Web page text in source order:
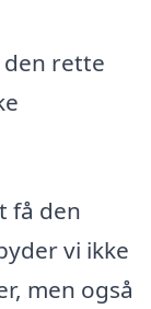
rette
få den
vi ikke
men også